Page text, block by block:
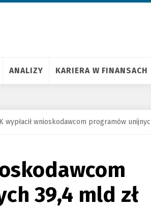
ANALIZY KARIERA W FINANSACH
wypłacił wnioskodawcom programów
39,4 mld zł